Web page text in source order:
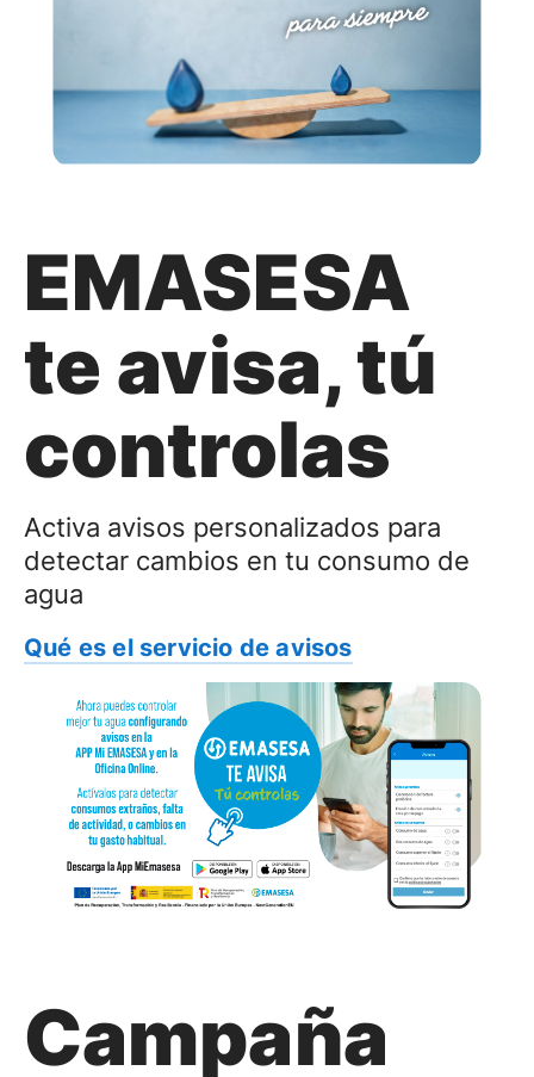
EMASESA
te avisa, tú
controlas
Activa avisos personalizados para
detectar cambios en tu consumo de
agua
Qué es el servicio de avisos
Campaña